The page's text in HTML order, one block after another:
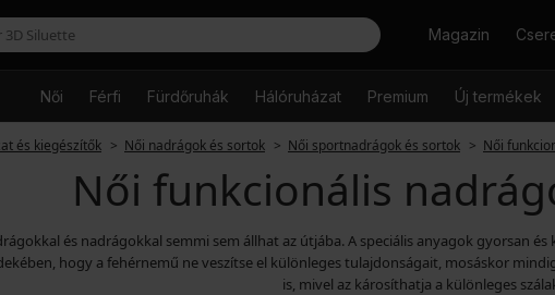
KeresésMagazin
Női Férfi Fürdőruhák Hálóruházat Premium Új termékek
és kiegészítők Női nadrágok és sortok Női sportnadrágok és sortok Női
Női funkcionális
és nadrágokkal semmi sem állhat az útjába. A speciális anyagok gyorsan
hogy a fehérnemű ne veszítse el különleges tulajdonságait, mosáskor
is, mivel az károsíthatja a különleges